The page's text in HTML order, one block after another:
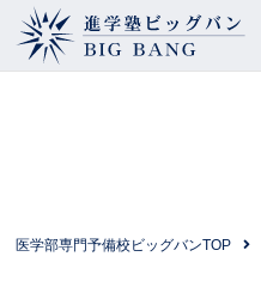
医学部専門予備校ビッグバンTOP